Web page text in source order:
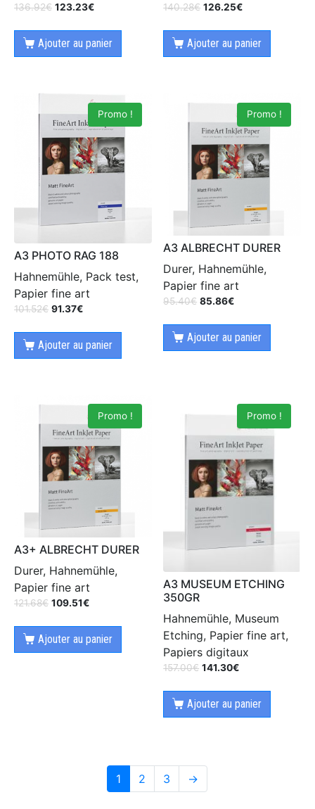
136.92€ 123.23€
Ajouter au panier
140.28€ 126.25€
Ajouter au panier
Promo !
A3 PHOTO RAG 188
Hahnemühle, Pack test,
Papier fine art
101.52€ 91.37€
Ajouter au panier
Promo !
A3 ALBRECHT DURER
Durer, Hahnemühle,
Papier fine art
95.40€ 85.86€
Ajouter au panier
Promo !
A3+ ALBRECHT DURER
Durer, Hahnemühle,
Papier fine art
121.68€ 109.51€
Ajouter au panier
Promo !
A3 MUSEUM ETCHING
350GR
Hahnemühle, Museum
Etching, Papier fine art,
Papiers digitaux
157.00€ 141.30€
Ajouter au panier
1 2 3 →